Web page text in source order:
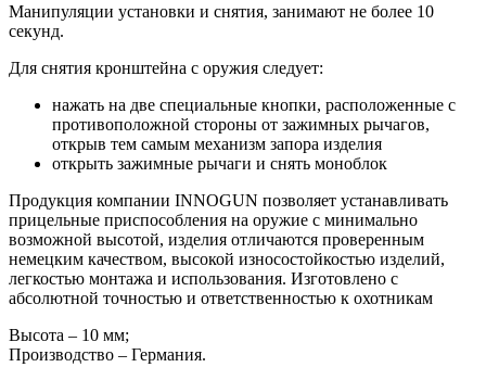
Манипуляции установки и снятия, занимают не более 10
секунд.
Для снятия кронштейна с оружия следует:
нажать на две специальные кнопки, расположенные с
противоположной стороны от зажимных рычагов,
открыв тем самым механизм запора изделия
открыть зажимные рычаги и снять моноблок
Продукция компании INNOGUN позволяет устанавливать
прицельные приспособления на оружие с минимально
возможной высотой, изделия отличаются проверенным
немецким качеством, высокой износостойкостью изделий,
легкостью монтажа и использования. Изготовлено с
абсолютной точностью и ответственностью к охотникам
Высота – 10 мм;
Производство – Германия.